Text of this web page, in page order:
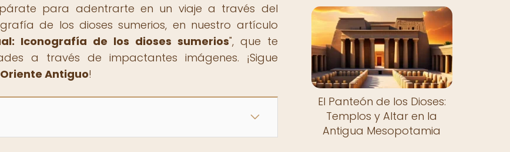
para adentrarte en un viaje a través del
de los dioses sumerios, en nuestro artículo
Iconografía de los dioses sumerios", que te
a través de impactantes imágenes. ¡Sigue
Oriente Antiguo!
El Panteón de los Dioses:
Templos y Altar en la
Antigua Mesopotamia